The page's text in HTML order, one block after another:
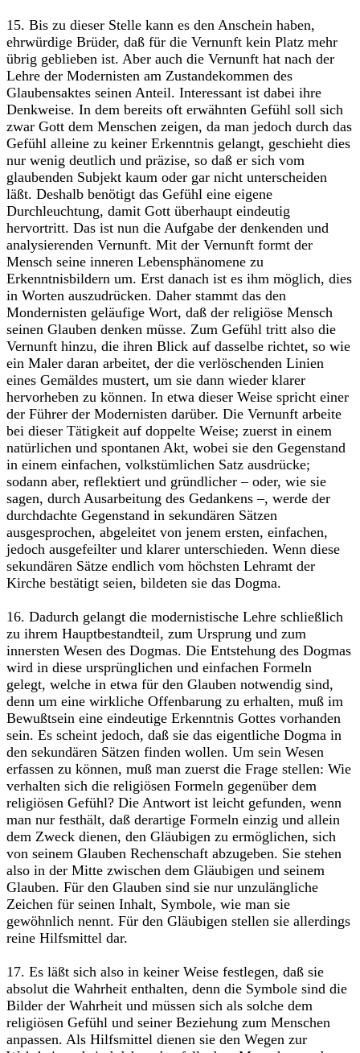
15. Bis zu dieser Stelle kann es den Anschein haben,
ehrwürdige Brüder, daß für die Vernunft kein Platz mehr
übrig geblieben ist. Aber auch die Vernunft hat nach der
Lehre der Modernisten am Zustandekommen des
Glaubensaktes seinen Anteil. Interessant ist dabei ihre
Denkweise. In dem bereits oft erwähnten Gefühl soll sich
zwar Gott dem Menschen zeigen, da man jedoch durch das
Gefühl alleine zu keiner Erkenntnis gelangt, geschieht dies
nur wenig deutlich und präzise, so daß er sich vom
glaubenden Subjekt kaum oder gar nicht unterscheiden
läßt. Deshalb benötigt das Gefühl eine eigene
Durchleuchtung, damit Gott überhaupt eindeutig
hervortritt. Das ist nun die Aufgabe der denkenden und
analysierenden Vernunft. Mit der Vernunft formt der
Mensch seine inneren Lebensphänomene zu
Erkenntnisbildern um. Erst danach ist es ihm möglich, dies
in Worten auszudrücken. Daher stammt das den
Mondernisten geläufige Wort, daß der religiöse Mensch
seinen Glauben denken müsse. Zum Gefühl tritt also die
Vernunft hinzu, die ihren Blick auf dasselbe richtet, so wie
ein Maler daran arbeitet, der die verlöschenden Linien
eines Gemäldes mustert, um sie dann wieder klarer
hervorheben zu können. In etwa dieser Weise spricht einer
der Führer der Modernisten darüber. Die Vernunft arbeite
bei dieser Tätigkeit auf doppelte Weise; zuerst in einem
natürlichen und spontanen Akt, wobei sie den Gegenstand
in einem einfachen, volkstümlichen Satz ausdrücke;
sodann aber, reflektiert und gründlicher – oder, wie sie
sagen, durch Ausarbeitung des Gedankens –, werde der
durchdachte Gegenstand in sekundären Sätzen
ausgesprochen, abgeleitet von jenem ersten, einfachen,
jedoch ausgefeilter und klarer unterschieden. Wenn diese
sekundären Sätze endlich vom höchsten Lehramt der
Kirche bestätigt seien, bildeten sie das Dogma.
16. Dadurch gelangt die modernistische Lehre schließlich
zu ihrem Hauptbestandteil, zum Ursprung und zum
innersten Wesen des Dogmas. Die Entstehung des Dogmas
wird in diese ursprünglichen und einfachen Formeln
gelegt, welche in etwa für den Glauben notwendig sind,
denn um eine wirkliche Offenbarung zu erhalten, muß im
Bewußtsein eine eindeutige Erkenntnis Gottes vorhanden
sein. Es scheint jedoch, daß sie das eigentliche Dogma in
den sekundären Sätzen finden wollen. Um sein Wesen
erfassen zu können, muß man zuerst die Frage stellen: Wie
verhalten sich die religiösen Formeln gegenüber dem
religiösen Gefühl? Die Antwort ist leicht gefunden, wenn
man nur festhält, daß derartige Formeln einzig und allein
dem Zweck dienen, den Gläubigen zu ermöglichen, sich
von seinem Glauben Rechenschaft abzugeben. Sie stehen
also in der Mitte zwischen dem Gläubigen und seinem
Glauben. Für den Glauben sind sie nur unzulängliche
Zeichen für seinen Inhalt, Symbole, wie man sie
gewöhnlich nennt. Für den Gläubigen stellen sie allerdings
reine Hilfsmittel dar.
17. Es läßt sich also in keiner Weise festlegen, daß sie
absolut die Wahrheit enthalten, denn die Symbole sind die
Bilder der Wahrheit und müssen sich als solche dem
religiösen Gefühl und seiner Beziehung zum Menschen
anpassen. Als Hilfsmittel dienen sie den Wegen zur